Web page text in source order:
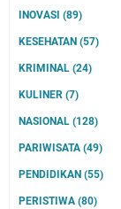
INOVASI (89)
KESEHATAN (57)
KRIMINAL (24)
KULINER (7)
NASIONAL (128)
PARIWISATA (49)
PENDIDIKAN (55)
PERISTIWA (80)